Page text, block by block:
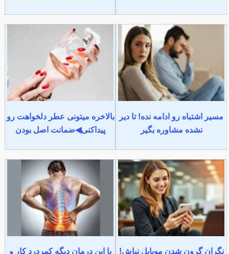
مسیر اشتباه رو ادامه نده! تا دیر
نشده مشاوره بگیر
بالاخره میتونی عطر دلخواهت رو
پیداکنی◀ضمانت اصل بودن
نگران گرون شدن موبایل نباش! با این درمان دیگه کمردرد کار و